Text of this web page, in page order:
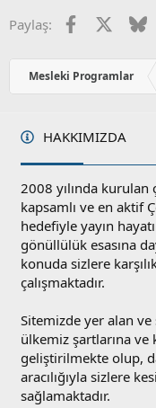
Paylaş: Facebook
Mesleki Programlar
HAKKIMIZDA
2008 yılında kurulan
kapsamlı ve en aktif
hedefiyle yayın
gönüllülük esasına
konuda sizlere
çalışmaktadır.
Sitemizde yer alan
ülkemiz şartlarına ve
geliştirilmekte olup,
aracılığıyla sizlere
sağlamaktadır.